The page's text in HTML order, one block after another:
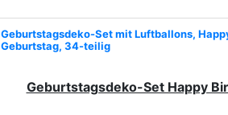
Geburtstagsdeko-Set mit Luftballons,
Geburtstag, 34-teilig
Geburtstagsdeko-Set Happy